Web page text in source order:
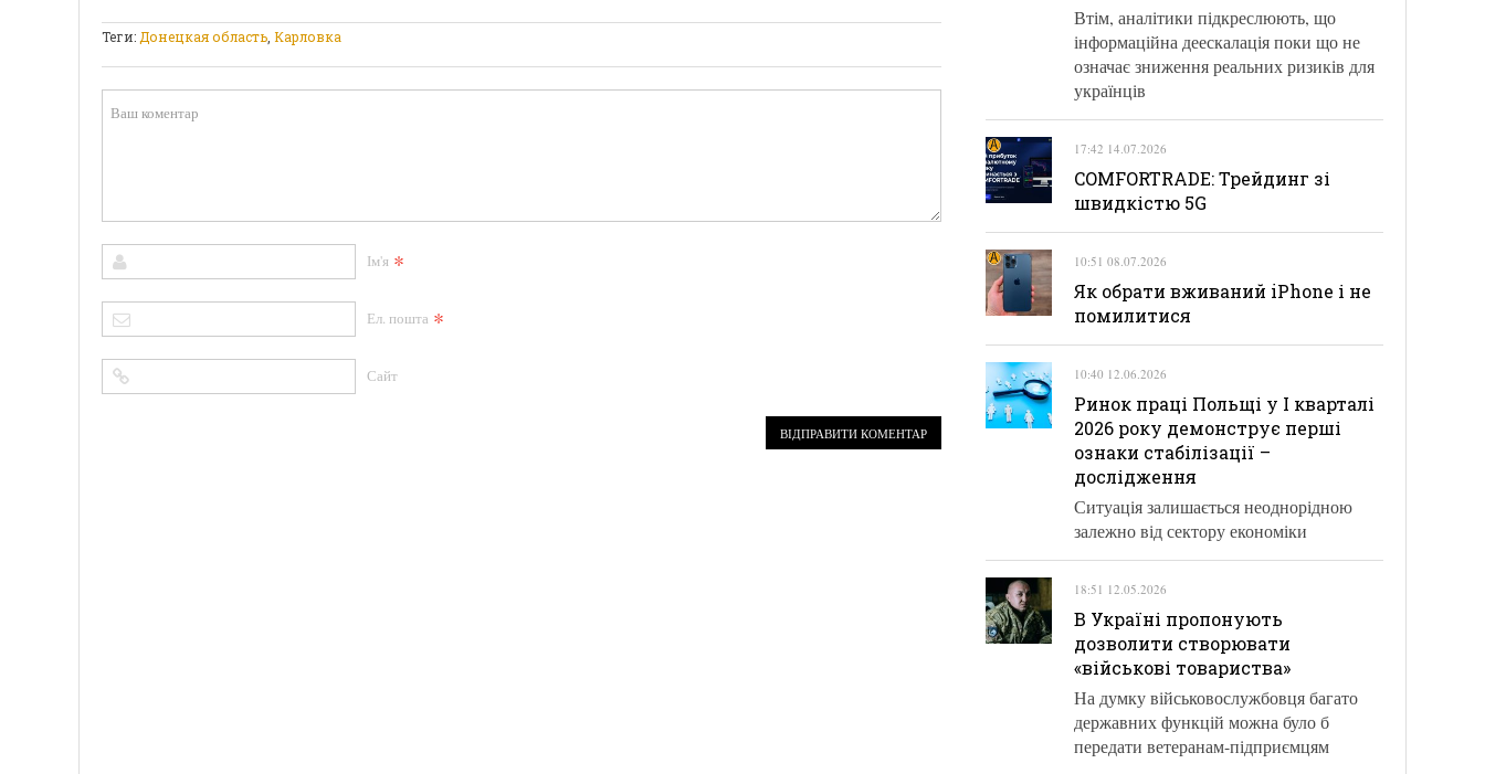
Теги: Донецкая область Карловка
Ім'я *
Ел. пошта *
Сайт
Втім, аналітики підкреслюють, що
інформаційна деескалація поки що не
означає зниження реальних ризиків для
українців
17:42 14.07.2026
COMFORTRADE: Трейдинг зі
швидкістю 5G
10:51 08.07.2026
Як обрати вживаний iPhone і не
помилитися
10:40 12.06.2026
Ринок праці Польщі у І кварталі
2026 року демонструє перші
ознаки стабілізації –
дослідження
Ситуація залишається неоднорідною
залежно від сектору економіки
18:51 12.05.2026
В Україні пропонують
дозволити створювати
«військові товариства»
На думку військовослужбовця багато
державних функцій можна було б
передати ветеранам-підприємцям